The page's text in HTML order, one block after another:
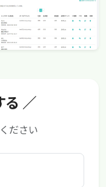
る ／
ださい